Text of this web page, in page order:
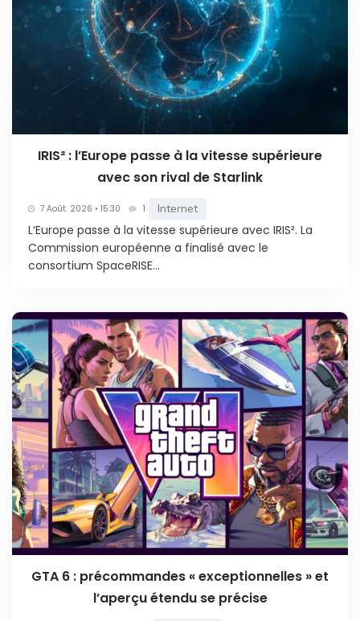
IRIS² : l’Europe passe à la vitesse supérieure
avec son rival de Starlink
7 Août. 2026 • 15:30 1 Internet
L‘Europe passe à la vitesse supérieure avec IRIS². La
Commission européenne a finalisé avec le
consortium SpaceRISE...
GTA 6 : précommandes « exceptionnelles » et
l’aperçu étendu se précise